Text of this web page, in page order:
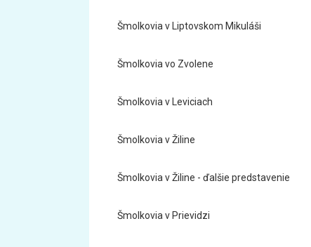
Šmolkovia v Liptovskom Mikuláši
Šmolkovia vo Zvolene
Šmolkovia v Leviciach
Šmolkovia v Žiline
Šmolkovia v Žiline - ďalšie predstavenie
Šmolkovia v Prievidzi